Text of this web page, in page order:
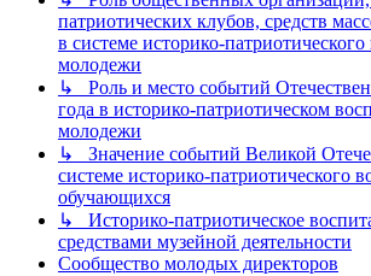
патриотических клубов, средств
в системе историко-
молодежи
↳ Роль и место событий
года в историко-патриотическом
молодежи
↳ Значение событий Великой
системе историко-патриотического
обучающихся
↳ Историко-патриотическое
средствами музейной деятельности
Сообщество молодых директоров